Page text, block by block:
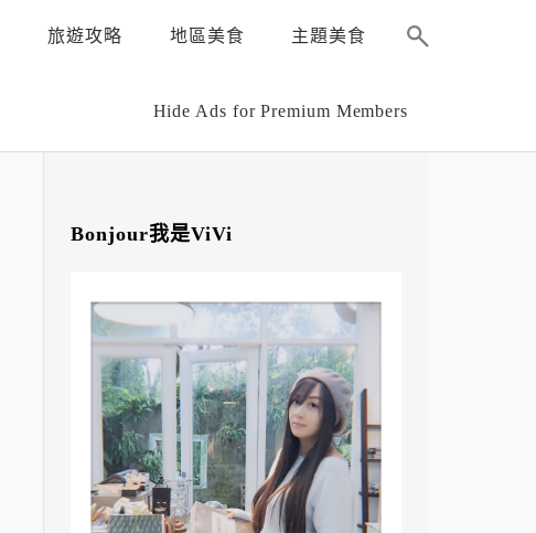
旅遊攻略 地區美食 主題美食
Hide Ads for Premium Members
Bonjour我是ViVi